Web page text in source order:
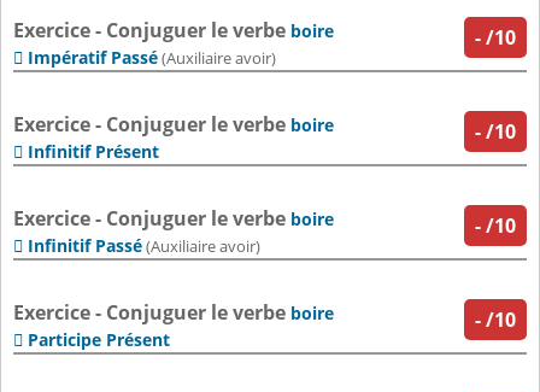
-/10
Exercice - Conjuguer le verbe boire
 Impératif Passé(Auxiliaire avoir)
-/10
Exercice - Conjuguer le verbe boire
 Infinitif Présent
-/10
Exercice - Conjuguer le verbe boire
 Infinitif Passé(Auxiliaire avoir)
-/10
Exercice - Conjuguer le verbe boire
 Participe Présent